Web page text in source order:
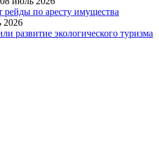
рейды по аресту имущества
2026
развитие экологического туризма